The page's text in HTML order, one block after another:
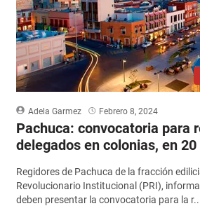
Adela Garmez Febrero 8, 2024
Pachuca: convocatoria para
delegados en colonias, en 20
Regidores de Pachuca de la fracción
Revolucionario Institucional (PRI),
deben presentar la convocatoria para la